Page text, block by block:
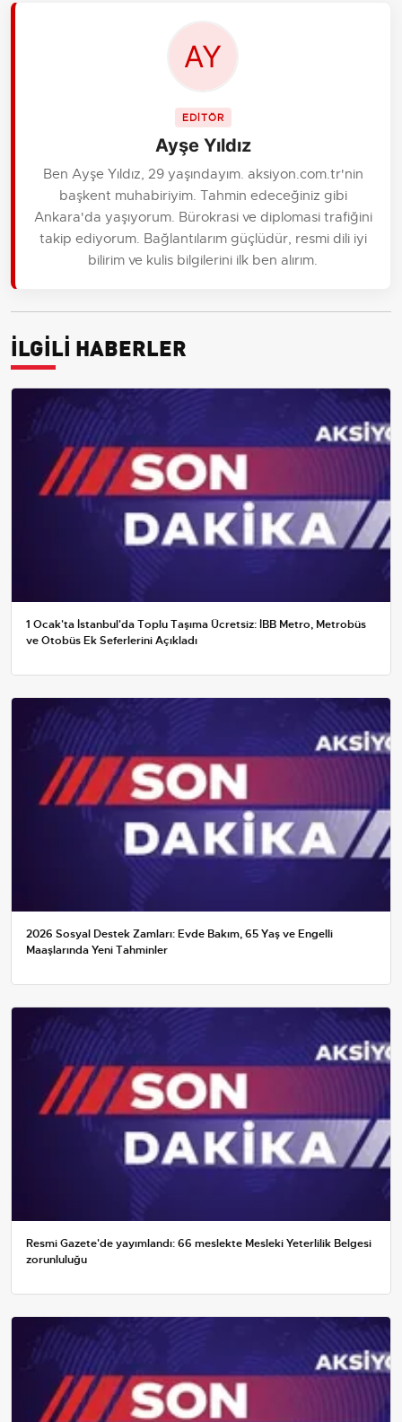
EDİTÖR
Ayşe Yıldız
Ben Ayşe Yıldız, 29 yaşındayım. aksiyon.com.tr'nin
başkent muhabiriyim. Tahmin edeceğiniz gibi
Ankara'da yaşıyorum. Bürokrasi ve diplomasi trafiğini
takip ediyorum. Bağlantılarım güçlüdür, resmi dili iyi
bilirim ve kulis bilgilerini ilk ben alırım.
İLGİLİ HABERLER
1 Ocak'ta İstanbul'da Toplu Taşıma Ücretsiz: İBB Metro, Metrobüs
ve Otobüs Ek Seferlerini Açıkladı
2026 Sosyal Destek Zamları: Evde Bakım, 65 Yaş ve Engelli
Maaşlarında Yeni Tahminler
Resmi Gazete'de yayımlandı: 66 meslekte Mesleki Yeterlilik Belgesi
zorunluluğu